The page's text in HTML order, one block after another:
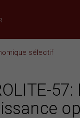
sélectif